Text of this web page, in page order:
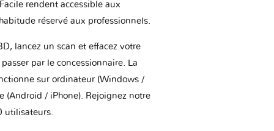
rendent accessible aux
réservé aux professionnels.
lancez un scan et effacez votre
par le concessionnaire. La
sur ordinateur (Windows /
(Android / iPhone). Rejoignez notre
utilisateurs.